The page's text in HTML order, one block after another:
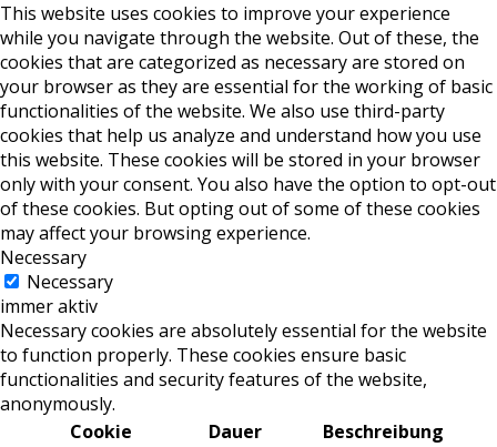
This website uses cookies to improve your experience
while you navigate through the website. Out of these, the
cookies that are categorized as necessary are stored on
your browser as they are essential for the working of basic
functionalities of the website. We also use third-party
cookies that help us analyze and understand how you use
this website. These cookies will be stored in your browser
only with your consent. You also have the option to opt-out
of these cookies. But opting out of some of these cookies
may affect your browsing experience.
Necessary
Necessary
immer aktiv
Necessary cookies are absolutely essential for the website
to function properly. These cookies ensure basic
functionalities and security features of the website,
anonymously.
Cookie
Dauer Beschreibung